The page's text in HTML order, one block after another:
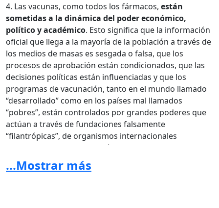
4. Las vacunas, como todos los fármacos, están
sometidas a la dinámica del poder económico,
político y académico. Esto significa que la información
oficial que llega a la mayoría de la población a través de
los medios de masas es sesgada o falsa, que los
procesos de aprobación están condicionados, que las
decisiones políticas están influenciadas y que los
programas de vacunación, tanto en el mundo llamado
“desarrollado” como en los países mal llamados
“pobres”, están controlados por grandes poderes que
actúan a través de fundaciones falsamente
“filantrópicas”, de organismos internacionales
financiados y de la institución clave de la medicina
industrial moderna: los laboratorios farmacéuticos
en particular en este caso, los fabricantes de vacunas.
...Mostrar más